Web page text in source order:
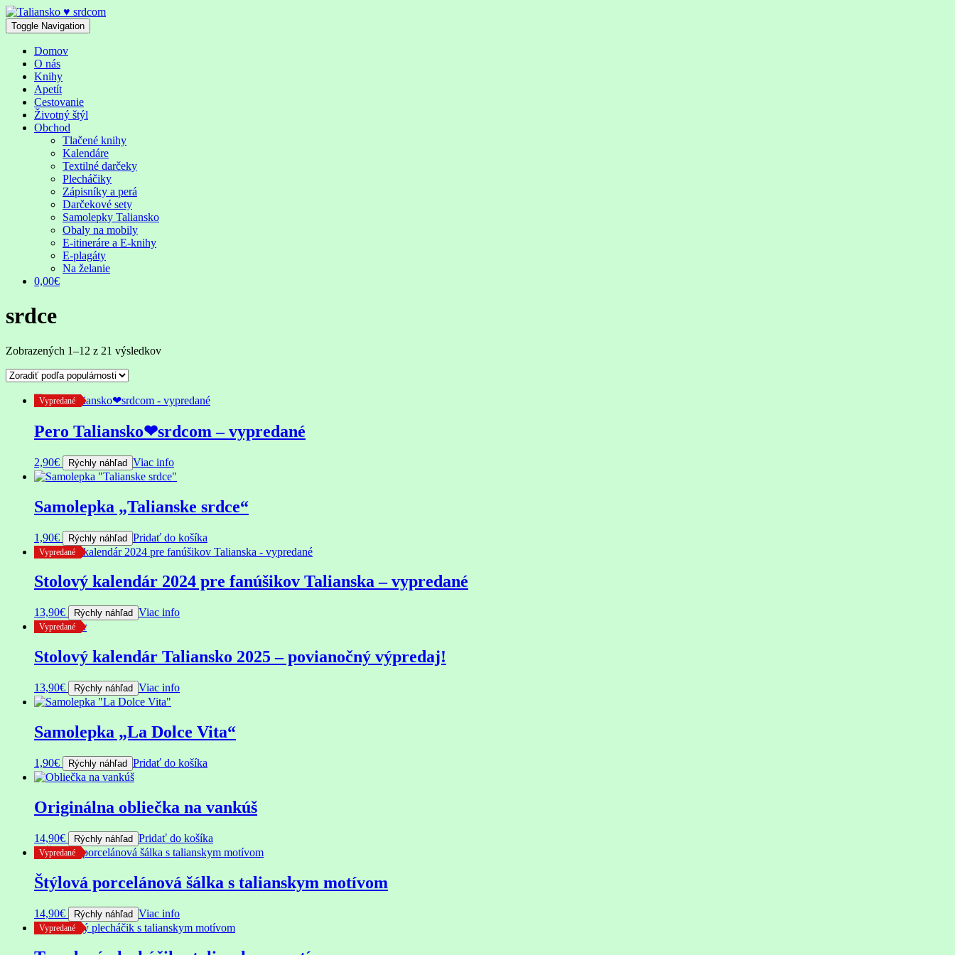
Skip
to
content
Toggle Navigation
Domov
O nás
Knihy
Apetít
Cestovanie
Životný štýl
Obchod
Tlačené knihy
Kalendáre
Textilné darčeky
Plecháčiky
Zápisníky a perá
Darčekové sety
Samolepky Taliansko
Obaly na mobily
E-itineráre a E-knihy
E-plagáty
Na želanie
0,00€
srdce
Zobrazených 1–12 z 21 výsledkovZoradené
Vypredané
Pero Taliansko❤srdcom – vypredané
2,90€ Rýchly náhľad Viac info
Samolepka „Talianske srdce“
1,90€ Rýchly náhľad Pridať do košíka
Vypredané
Stolový kalendár 2024 pre fanúšikov Talianska – vypredané
13,90€ Rýchly náhľad Viac info
Vypredané
Stolový kalendár Taliansko 2025 – povianočný výpredaj!
13,90€ Rýchly náhľad Viac info
Samolepka „La Dolce Vita“
1,90€ Rýchly náhľad Pridať do košíka
Originálna obliečka na vankúš
14,90€ Rýchly náhľad Pridať do košíka
Vypredané
Štýlová porcelánová šálka s talianskym motívom
14,90€ Rýchly náhľad Viac info
Vypredané